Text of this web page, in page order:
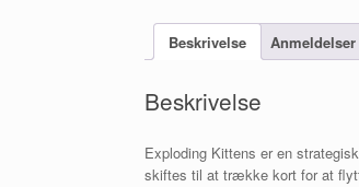
Beskrivelse Anmeldelser
Beskrivelse
Exploding Kittens er en
skiftes til at trække kort for at